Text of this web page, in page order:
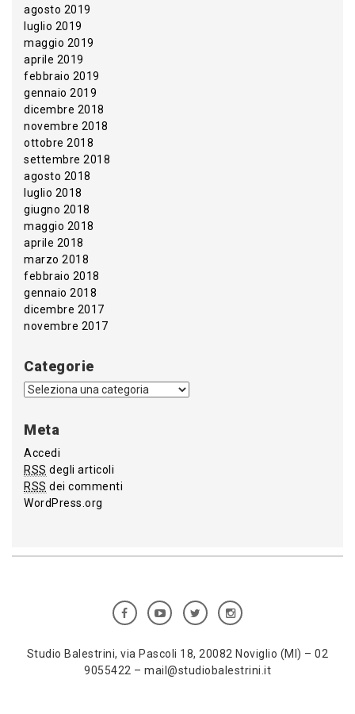
agosto 2019
luglio 2019
maggio 2019
aprile 2019
febbraio 2019
gennaio 2019
dicembre 2018
novembre 2018
ottobre 2018
settembre 2018
agosto 2018
luglio 2018
giugno 2018
maggio 2018
aprile 2018
marzo 2018
febbraio 2018
gennaio 2018
dicembre 2017
novembre 2017
Categorie
Meta
Accedi
RSS degli articoli
RSS dei commenti
WordPress.org
Studio Balestrini, via Pascoli 18, 20082 Noviglio (MI) – 02
9055422 – mail@studiobalestrini.it